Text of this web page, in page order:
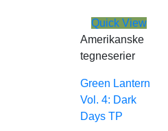
Quick View
Amerikanske
tegneserier
Green Lantern
Vol. 4: Dark
Days TP